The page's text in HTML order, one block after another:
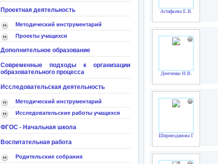
Проектная деятельность
Методический инструментарий
Проекты учащихся
Дополнительное образование
Современные подходы к организации
образовательного процесса
Исследовательская деятельность
Методический инструментарий
Исследовательские работы учащихся
ФГОС - Начальная школа
Воспитательная работа
Родительские собрания
Астафьева Е.В.
Демченко Н.В.
Шириязданова Г.К.